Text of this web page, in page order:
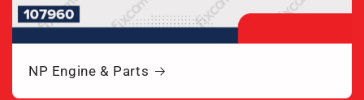
NP Engine & Parts